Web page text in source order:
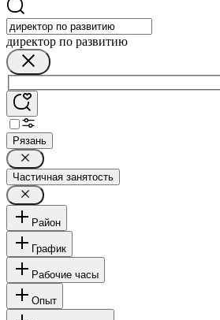
директор по развитию
Рязань
Частичная занятость
Район
График
Рабочие часы
Опыт